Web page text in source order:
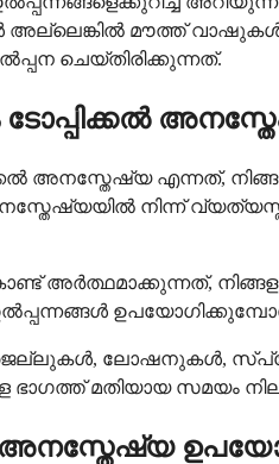
മൗത്ത്
ചെയ്തിരിക്കുന്നത്.
ടോപ്പിക്കൽ
അനസ്തേഷ്യ എന്നത്,
നിന്ന്
അർത്ഥമാക്കുന്നത്,
ലോഷനുകൾ,
മതിയായ സമയം
അനസ്തേഷ്യ